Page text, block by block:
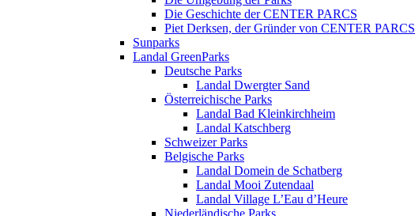
Die Geschichte der CENTER PARCS
Piet Derksen, der Gründer von CENTER PARCS
Sunparks
Landal GreenParks
Deutsche Parks
Landal Dwergter Sand
Österreichische Parks
Landal Bad Kleinkirchheim
Landal Katschberg
Schweizer Parks
Belgische Parks
Landal Domein de Schatberg
Landal Mooi Zutendaal
Landal Village L’Eau d’Heure
Niederländische Parks